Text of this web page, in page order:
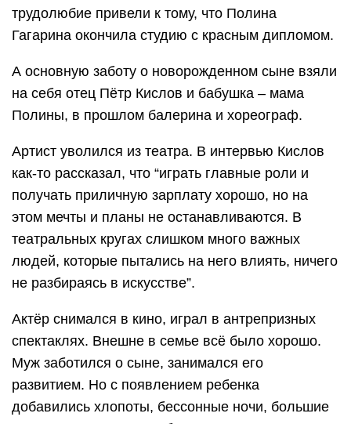
трудолюбие привели к тому, что Полина
Гагарина окончила студию с красным дипломом.
А основную заботу о новорожденном сыне взяли
на себя отец Пётр Кислов и бабушка – мама
Полины, в прошлом балерина и хореограф.
Артист уволился из театра. В интервью Кислов
как-то рассказал, что “играть главные роли и
получать приличную зарплату хорошо, но на
этом мечты и планы не останавливаются. В
театральных кругах слишком много важных
людей, которые пытались на него влиять, ничего
не разбираясь в искусстве”.
Актёр снимался в кино, играл в антрепризных
спектаклях. Внешне в семье всё было хорошо.
Муж заботился о сыне, занимался его
развитием. Но с появлением ребенка
добавились хлопоты, бессонные ночи, большие